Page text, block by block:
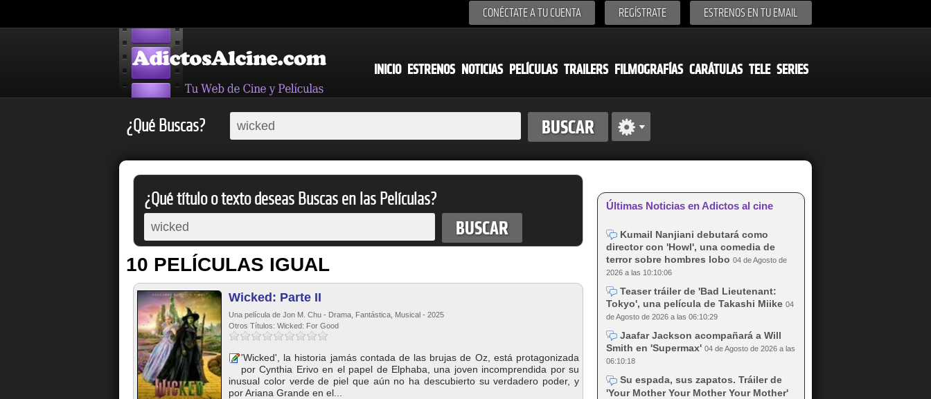
CONÉCTATE A TU CUENTA REGÍSTRATE ESTRENOS EN TU EMAIL
INICIO ESTRENOS NOTICIAS PELÍCULAS TRAILERS FILMOGRAFÍAS CARÁTULAS TELE SERIES
¿Qué Buscas?
¿Qué título o texto deseas Buscas en las Películas?
10 PELÍCULAS IGUAL
Wicked: Parte II
Una película de Jon M. Chu - Drama, Fantástica, Musical - 2025
Otros Títulos: Wicked: For Good
'Wicked', la historia jamás contada de las brujas de Oz, está protagonizada
por Cynthia Erivo en el papel de Elphaba, una joven incomprendida por su
inusual color verde de piel que aún no ha descubierto su verdadero poder, y
por Ariana Grande en el...
Últimas Noticias en Adictos al cine
Kumail Nanjiani debutará como
director con 'Howl', una comedia de
terror sobre hombres lobo 04 de Agosto de
2026 a las 10:10:06
Teaser tráiler de 'Bad Lieutenant:
Tokyo', una película de Takashi Miike 04
de Agosto de 2026 a las 06:10:29
Jaafar Jackson acompañará a Will
Smith en 'Supermax' 04 de Agosto de 2026 a las
06:10:18
Su espada, sus zapatos. Tráiler de
'Your Mother Your Mother Your Mother'